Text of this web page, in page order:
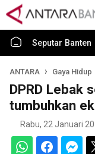
Seputar Banten
ANTARA Gaya Hidup
DPRD Lebak
tumbuhkan
Rabu, 22 Januari